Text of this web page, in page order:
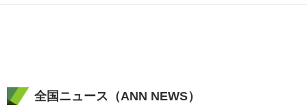
全国ニュース（ANN NEWS）